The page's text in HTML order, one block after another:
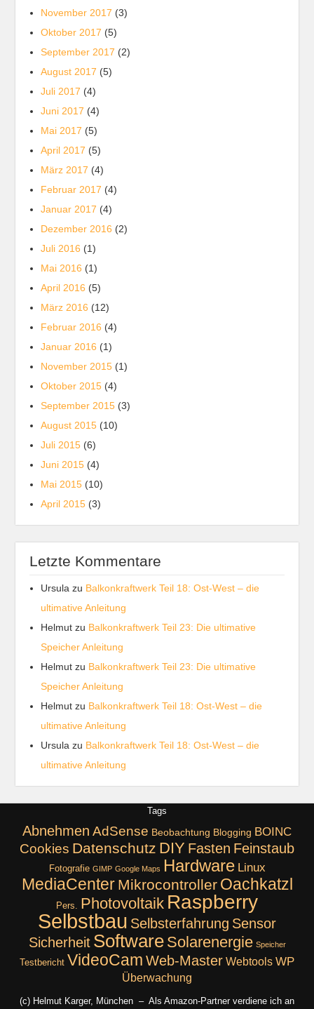
November 2017 (3)
Oktober 2017 (5)
September 2017 (2)
August 2017 (5)
Juli 2017 (4)
Juni 2017 (4)
Mai 2017 (5)
April 2017 (5)
März 2017 (4)
Februar 2017 (4)
Januar 2017 (4)
Dezember 2016 (2)
Juli 2016 (1)
Mai 2016 (1)
April 2016 (5)
März 2016 (12)
Februar 2016 (4)
Januar 2016 (1)
November 2015 (1)
Oktober 2015 (4)
September 2015 (3)
August 2015 (10)
Juli 2015 (6)
Juni 2015 (4)
Mai 2015 (10)
April 2015 (3)
Letzte Kommentare
Ursula zu Balkonkraftwerk Teil 18: Ost-West – die
ultimative Anleitung
Helmut zu Balkonkraftwerk Teil 23: Die ultimative
Speicher Anleitung
Helmut zu Balkonkraftwerk Teil 23: Die ultimative
Speicher Anleitung
Helmut zu Balkonkraftwerk Teil 18: Ost-West – die
ultimative Anleitung
Ursula zu Balkonkraftwerk Teil 18: Ost-West – die
ultimative Anleitung
Tags
Abnehmen AdSense Beobachtung Blogging BOINC
Cookies Datenschutz DIY Fasten Feinstaub
Fotografie GIMP Google Maps Hardware Linux
MediaCenter Mikrocontroller Oachkatzl
Pers. Photovoltaik Raspberry
Selbstbau Selbsterfahrung Sensor
Sicherheit Software Solarenergie Speicher
Testbericht VideoCam Web-Master Webtools WP
Überwachung
(c) Helmut Karger, München – Als Amazon-Partner verdiene ich an